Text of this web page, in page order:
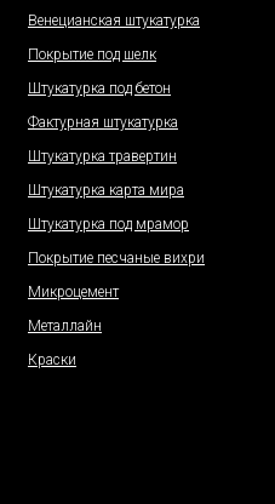
Венецианская штукатурка
Покрытие под шелк
Штукатурка под бетон
Фактурная штукатурка
Штукатурка травертин
Штукатурка карта мира
Штукатурка под мрамор
Покрытие песчаные вихри
Микроцемент
Металлайн
Краски